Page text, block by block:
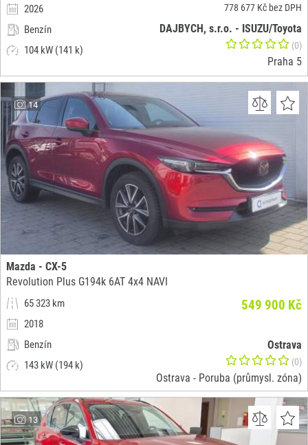
2026
Benzín
104 kW (141 k)
778 677 Kč bez DPH
DAJBYCH, s.r.o. - ISUZU/Toyota
(0)
Praha 5
14
Mazda - CX-5
Revolution Plus G194k 6AT 4x4 NAVI
65 323 km
2018
Benzín
143 kW (194 k)
549 900 Kč
Ostrava
(0)
Ostrava - Poruba (průmysl. zóna)
13